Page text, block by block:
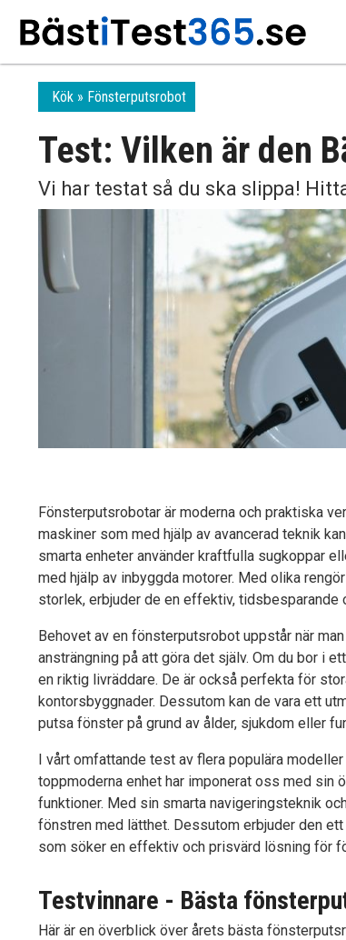
Kök Fönsterputsrobot
Test: Vilken är den
Vi har testat så du ska slippa!
Fönsterputsrobotar är moderna och praktiska
maskiner som med hjälp av avancerad teknik
smarta enheter använder kraftfulla sugkoppar
med hjälp av inbyggda motorer. Med olika
storlek, erbjuder de en effektiv, tidsbesparande
Behovet av en fönsterputsrobot uppstår när
ansträngning på att göra det själv. Om du bor i
en riktig livräddare. De är också perfekta för
kontorsbyggnader. Dessutom kan de vara ett
putsa fönster på grund av ålder, sjukdom eller
I vårt omfattande test av flera populära
toppmoderna enhet har imponerat oss med sin
funktioner. Med sin smarta navigeringsteknik
fönstren med lätthet. Dessutom erbjuder den
som söker en effektiv och prisvärd lösning för
Testvinnare - Bästa
Här är en överblick över årets bästa